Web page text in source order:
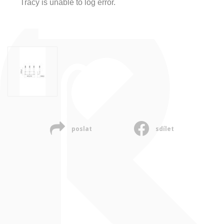
Tracy is unable to log error.
poslat sdílet